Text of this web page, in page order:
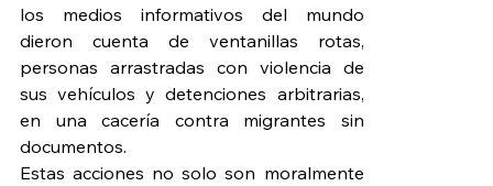
los medios informativos del mundo
dieron cuenta de ventanillas rotas,
personas arrastradas con violencia de
sus vehículos y detenciones arbitrarias,
en una cacería contra migrantes sin
documentos.
Estas acciones no solo son moralmente